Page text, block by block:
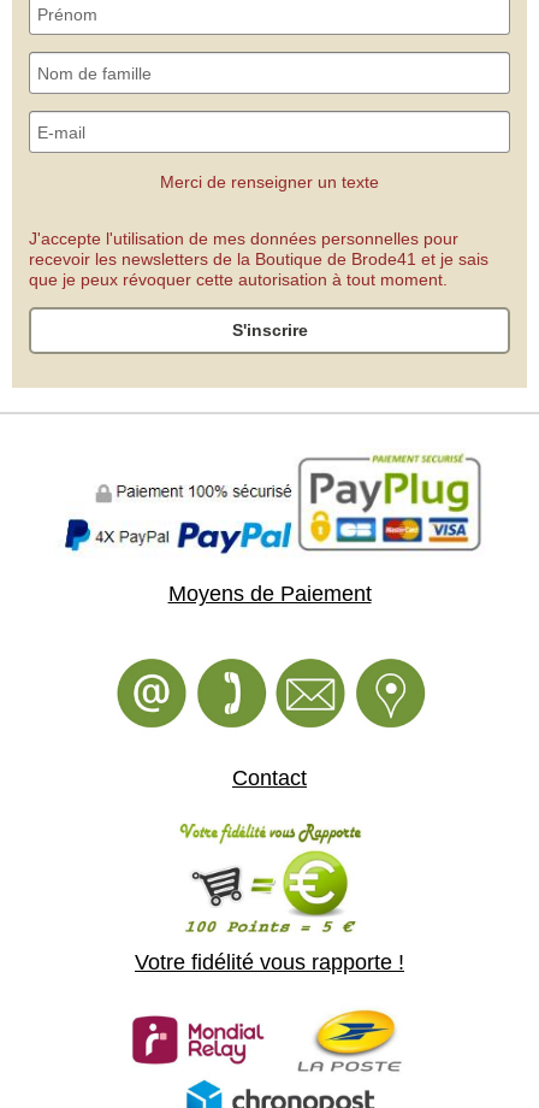
Merci de renseigner un texte
J'accepte l'utilisation de mes données personnelles pour
recevoir les newsletters de la Boutique de Brode41 et je sais
que je peux révoquer cette autorisation à tout moment.
S'inscrire
Moyens de Paiement
Contact
Votre fidélité vous rapporte !